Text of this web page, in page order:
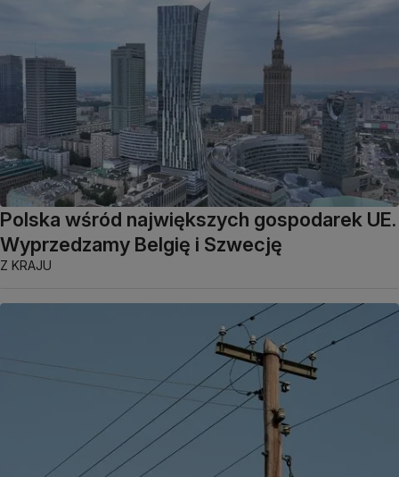
Polska wśród największych gospodarek UE.
Wyprzedzamy Belgię i Szwecję
Z KRAJU